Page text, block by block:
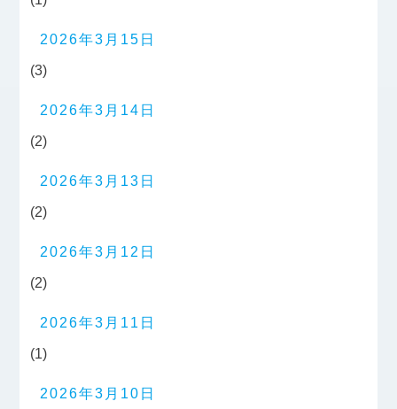
2026年3月15日
(3)
2026年3月14日
(2)
2026年3月13日
(2)
2026年3月12日
(2)
2026年3月11日
(1)
2026年3月10日